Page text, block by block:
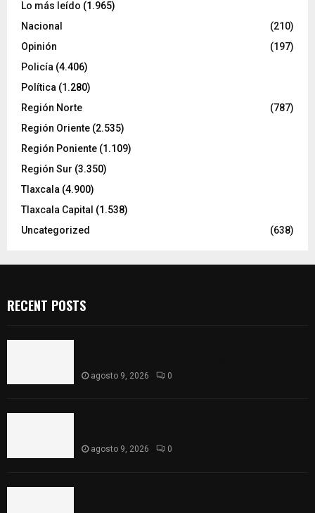
Lo más leído (1.965)
Nacional
(210)
Opinión
(197)
Policía (4.406)
Política (1.280)
Región Norte
(787)
Región Oriente (2.535)
Región Poniente (1.109)
Región Sur (3.350)
Tlaxcala (4.900)
Tlaxcala Capital (1.538)
Uncategorized
(638)
RECENT POSTS
agosto 9, 2026 0
agosto 9, 2026 0